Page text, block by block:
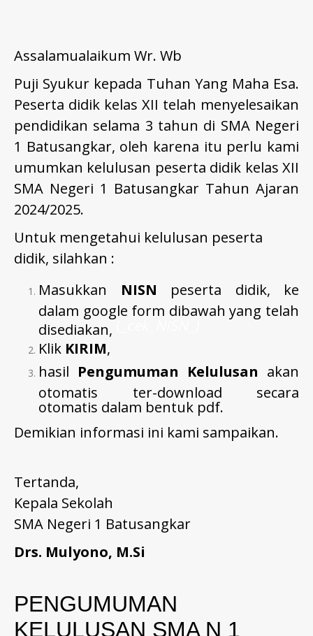
Assalamualaikum Wr. Wb
Puji Syukur kepada Tuhan Yang Maha Esa.
Peserta didik kelas XII telah menyelesaikan
pendidikan selama 3 tahun di SMA Negeri
1 Batusangkar, oleh karena itu perlu kami
umumkan kelulusan peserta didik kelas XII
SMA Negeri 1 Batusangkar Tahun Ajaran
2024/2025.
Untuk mengetahui kelulusan peserta
didik, silahkan :
Masukkan NISN peserta didik, ke
dalam google form dibawah yang telah
disediakan,
Klik KIRIM,
hasil Pengumuman Kelulusan akan
otomatis ter-download secara
otomatis dalam bentuk pdf.
Demikian informasi ini kami sampaikan.
Tertanda,
Kepala Sekolah
SMA Negeri 1 Batusangkar
Drs. Mulyono, M.Si